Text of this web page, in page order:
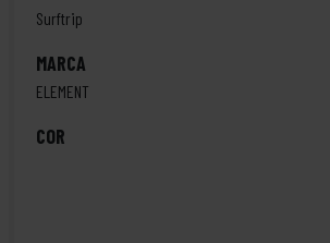
Surftrip
MARCA
ELEMENT
COR